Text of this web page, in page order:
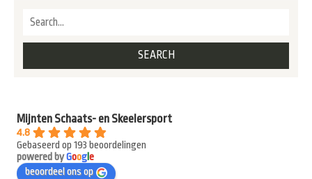
Mijnten Schaats- en Skeelersport
4.8
Gebaseerd op 193 beoordelingen
powered byGoogle
beoordeel ons op